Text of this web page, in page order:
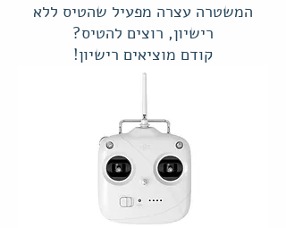
המשטרה עצרה מפעיל שהטיס ללא
רישיון, רוצים להטיס?
קודם מוציאים רישיון!